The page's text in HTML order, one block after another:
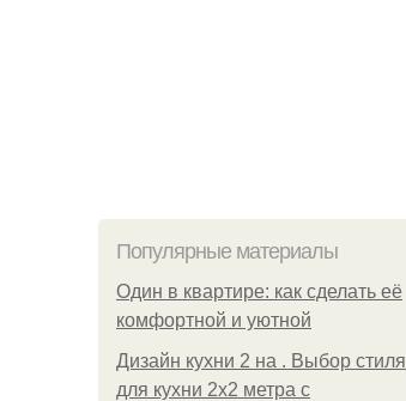
Популярные материалы
Один в квартире: как сделать её
комфортной и уютной
Дизайн кухни 2 на . Выбор стиля
для кухни 2х2 метра с